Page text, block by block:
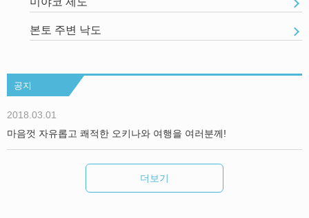
본토 주변 낙도
공지
2018.03.01
마음껏 자유롭고 쾌적한 오키나와 여행을 여러분께!
더보기